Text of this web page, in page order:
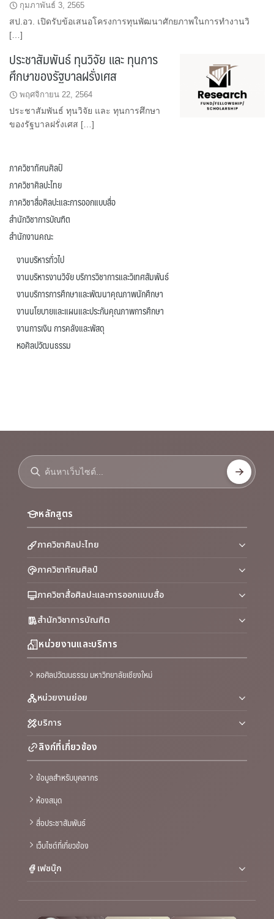
กุมภาพันธ์ 3, 2565
สป.อว. เปิดรับข้อเสนอโครงการทุนพัฒนาศักยภาพในการทำงานวิ
[…]
ประชาสัมพันธ์ ทุนวิจัย และ ทุนการ
ศึกษาของรัฐบาลฝรั่งเศส
พฤศจิกายน 22, 2564
ประชาสัมพันธ์ ทุนวิจัย และ ทุนการศึกษา
ของรัฐบาลฝรั่งเศส […]
ภาควิชาทัศนศิลป์
ภาควิชาศิลปะไทย
ภาควิชาสื่อศิลปะและการออกแบบสื่อ
สำนักวิชาการบัณฑิต
สำนักงานคณะ
งานบริหารทั่วไป
งานบริหารงานวิจัย บริการวิชาการและวิเทศสัมพันธ์
งานบริการการศึกษาและพัฒนาคุณภาพนักศึกษา
งานนโยบายและแผนและประกันคุณภาพการศึกษา
งานการเงิน การคลังและพัสดุ
หอศิลปวัฒนธรรม
หลักสูตร
ภาควิชาศิลปะไทย
ภาควิชาทัศนศิลป์
ภาควิชาสื่อศิลปะและการออกแบบสื่อ
สำนักวิชาการบัณฑิต
หน่วยงานและบริการ
หอศิลปวัฒนธรรม มหาวิทยาลัยเชียงใหม่
หน่วยงานย่อย
บริการ
ลิงก์ที่เกี่ยวข้อง
ข้อมูลสำหรับบุคลากร
ห้องสมุด
สื่อประชาสัมพันธ์
เว็บไซต์ที่เกี่ยวข้อง
เฟซบุ๊ก